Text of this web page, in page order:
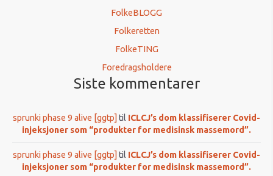
FolkeBLOGG
Folkeretten
FolkeTING
Foredragsholdere
Siste kommentarer
sprunki phase 9 alive [ggtp] til ICLCJ’s dom klassifiserer Covid-
injeksjoner som “produkter for medisinsk massemord”.
sprunki phase 9 alive [ggtp] til ICLCJ’s dom klassifiserer Covid-
injeksjoner som “produkter for medisinsk massemord”.